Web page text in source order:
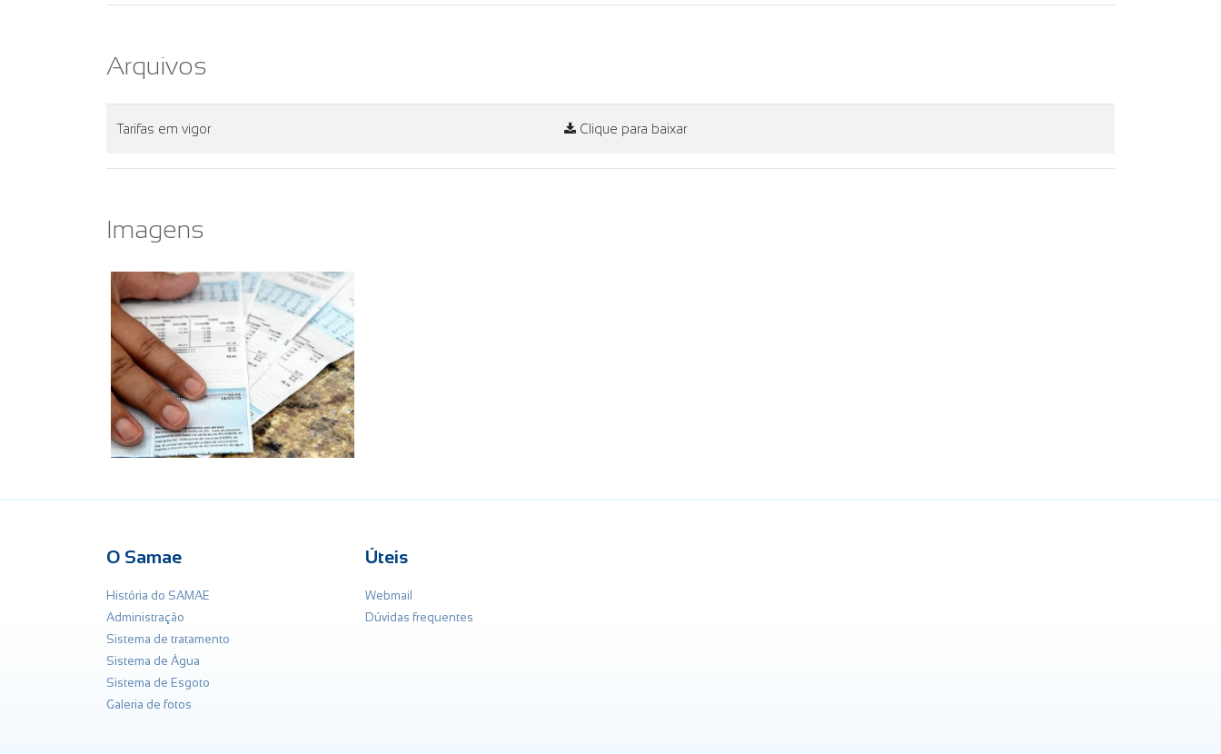
Arquivos
Tarifas em vigor Clique para baixar
Imagens
O Samae
História do SAMAE
Administração
Sistema de tratamento
Sistema de Água
Sistema de Esgoto
Galeria de fotos
Úteis
Webmail
Dúvidas frequentes